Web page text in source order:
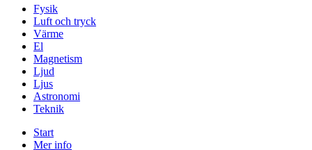
Fysik
Luft och tryck
Värme
El
Magnetism
Ljud
Ljus
Astronomi
Teknik
Start
Mer info